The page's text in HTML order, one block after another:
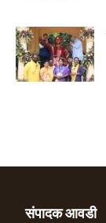
संपादक आवडी